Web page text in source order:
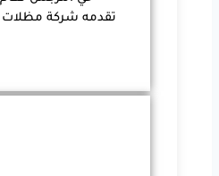
تقدمه شركة مظلات